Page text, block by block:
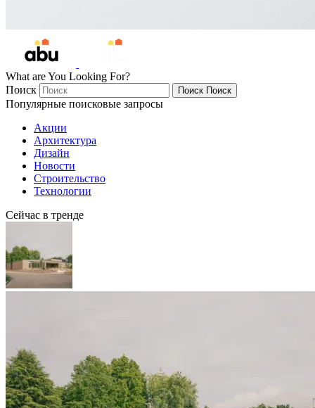
What are You Looking For?
Поиск
Поиск Поиск
Популярные поисковые запросы
Акции
Архитектура
Дизайн
Новости
Строительство
Технологии
Сейчас в тренде